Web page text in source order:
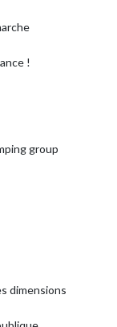
!
group
dimensions